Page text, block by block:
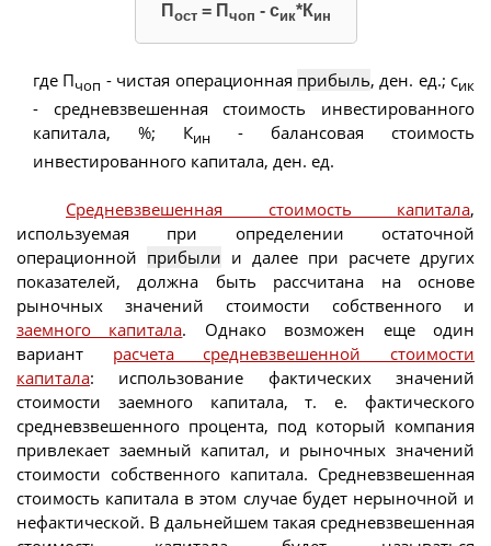
П ост= П чоп - сик*Кин
где Пчоп - чистая операционная прибыль, ден. ед.; сик
- средневзвешенная стоимость инвестированного
капитала, %; Кин - балансовая стоимость
инвестированного капитала, ден. ед.
Средневзвешенная стоимость капитала,
используемая при определении остаточной
операционной прибыли и далее при расчете других
показателей, должна быть рассчитана на основе
рыночных значений стоимости собственного и
заемного капитала. Однако возможен еще один
вариант расчета средневзвешенной стоимости
капитала: использование фактических значений
стоимости заемного капитала, т. е. фактического
средневзвешенного процента, под который компания
привлекает заемный капитал, и рыночных значений
стоимости собственного капитала. Средневзвешенная
стоимость капитала в этом случае будет нерыночной и
нефактической. В дальнейшем такая средневзвешенная